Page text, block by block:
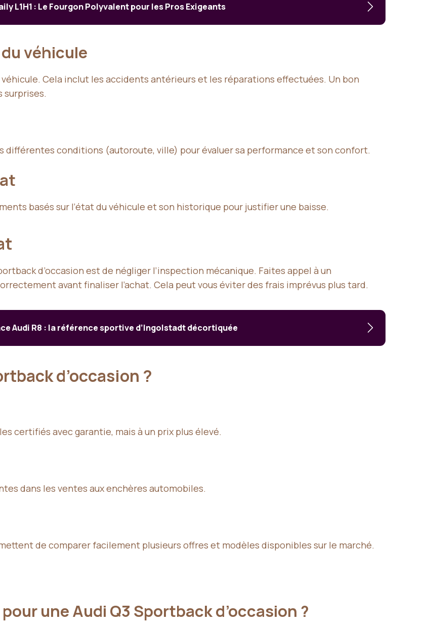
L1H1 : Le Fourgon Polyvalent pour les Pros Exigeants
véhicule
Cela inclut les accidents antérieurs et les réparations effectuées. Un bon
surprises.
différentes conditions (autoroute, ville) pour évaluer sa performance et son confort.
basés sur l’état du véhicule et son historique pour justifier une baisse.
d’occasion est de négliger l’inspection mécanique. Faites appel à un
avant finaliser l’achat. Cela peut vous éviter des frais imprévus plus tard.
Audi R8 : la référence sportive d’Ingolstadt décortiquée
d’occasion ?
certifiés avec garantie, mais à un prix plus élevé.
dans les ventes aux enchères automobiles.
de comparer facilement plusieurs offres et modèles disponibles sur le marché.
une Audi Q3 Sportback d’occasion ?